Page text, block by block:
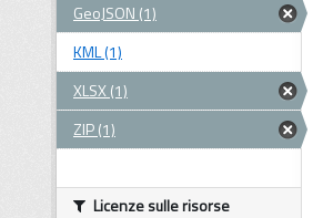
GeoJSON (1)
KML (1)
XLSX (1)
ZIP (1)
Licenze sulle risorse